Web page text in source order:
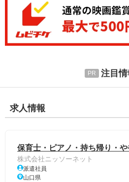
注目情
求人情報
保育士・ピアノ・持ち帰り・
株式会社ニッソーネット
派遣社員
山口県